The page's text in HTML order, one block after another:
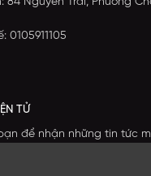
0105911105
TỬ
để nhận những tin tức